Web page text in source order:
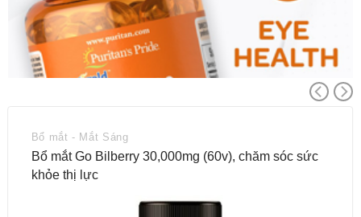
Bổ mắt - Mắt Sáng
Bổ mắt Go Bilberry 30,000mg (60v), chăm sóc sức
khỏe thị lực